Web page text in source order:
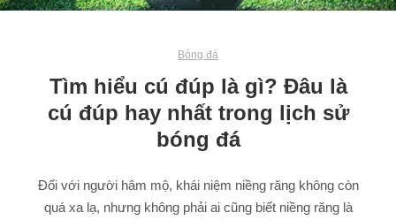
Bóng đá
Tìm hiểu cú đúp là gì? Đâu là
cú đúp hay nhất trong lịch sử
bóng đá
Đối với người hâm mộ, khái niệm niềng răng không còn
quá xa lạ, nhưng không phải ai cũng biết niềng răng là